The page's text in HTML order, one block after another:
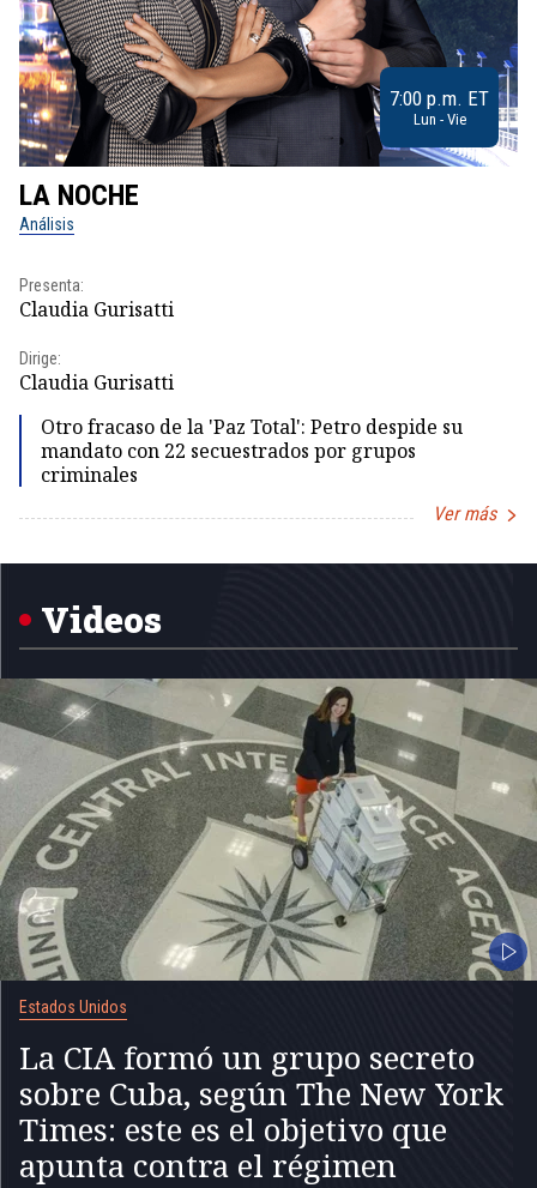
7:00 p.m. ET
Lun - Vie
LA NOCHE
Análisis
Presenta:
Claudia Gurisatti
Dirige:
Claudia Gurisatti
Otro fracaso de la 'Paz Total': Petro despide su
mandato con 22 secuestrados por grupos
criminales
Ver más
Videos
Estados Unidos
La CIA formó un grupo secreto
sobre Cuba, según The New York
Times: este es el objetivo que
apunta contra el régimen